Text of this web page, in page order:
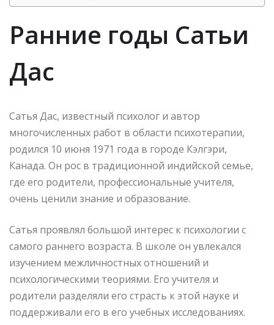
Ранние годы Сатьи
Дас
Сатья Дас, известный психолог и автор
многочисленных работ в области психотерапии,
родился 10 июня 1971 года в городе Кэлгэри,
Канада. Он рос в традиционной индийской семье,
где его родители, профессиональные учителя,
очень ценили знание и образование.
Сатья проявлял большой интерес к психологии с
самого раннего возраста. В школе он увлекался
изучением межличностных отношений и
психологическими теориями. Его учителя и
родители разделяли его страсть к этой науке и
поддерживали его в его учебных исследованиях.